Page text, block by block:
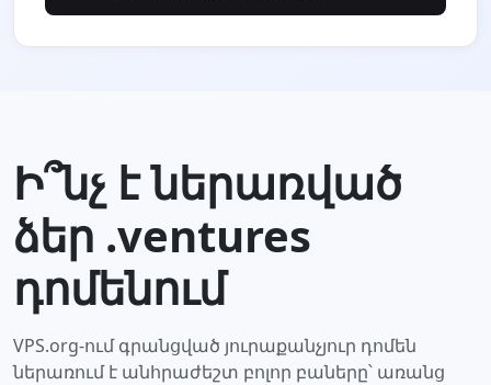
Ի՞նչ է ներառված
ձեր .ventures
դոմենում
VPS.org-ում գրանցված յուրաքանչյուր դոմեն
ներառում է անհրաժեշտ բոլոր բաները՝ առանց